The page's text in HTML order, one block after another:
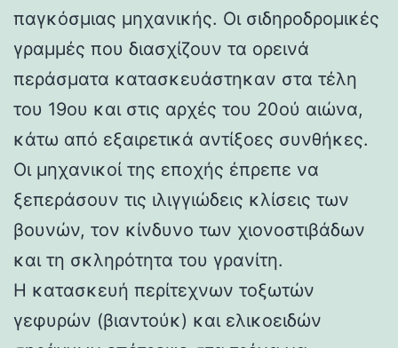
παγκόσμιας μηχανικής. Οι σιδηροδρομικές
γραμμές που διασχίζουν τα ορεινά
περάσματα κατασκευάστηκαν στα τέλη
του 19ου και στις αρχές του 20ού αιώνα,
κάτω από εξαιρετικά αντίξοες συνθήκες.
Οι μηχανικοί της εποχής έπρεπε να
ξεπεράσουν τις ιλιγγιώδεις κλίσεις των
βουνών, τον κίνδυνο των χιονοστιβάδων
και τη σκληρότητα του γρανίτη.
Η κατασκευή περίτεχνων τοξωτών
γεφυρών (βιαντούκ) και ελικοειδών